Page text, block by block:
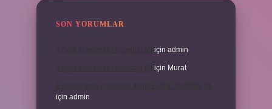
SON YORUMLAR
için admin
için Murat
için admin